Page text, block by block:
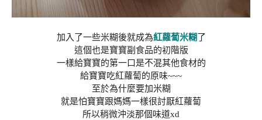
加入了一些米糊後就成為紅蘿蔔米糊了
這個也是寶寶副食品的初階版
一樣給寶寶的第一口是不混其他食材的
給寶寶吃紅蘿蔔的原味~~~
至於為什麼要加米糊
就是怕寶寶跟媽媽一樣很討厭紅蘿蔔
所以稍微沖淡那個味道xd